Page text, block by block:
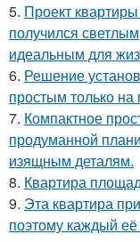
5. Проект
получился
идеальным для
6. Решение
простым только на
7. Компактное
продуманной
изящным деталям.
8. Квартира
9. Эта квартира
поэтому каждый